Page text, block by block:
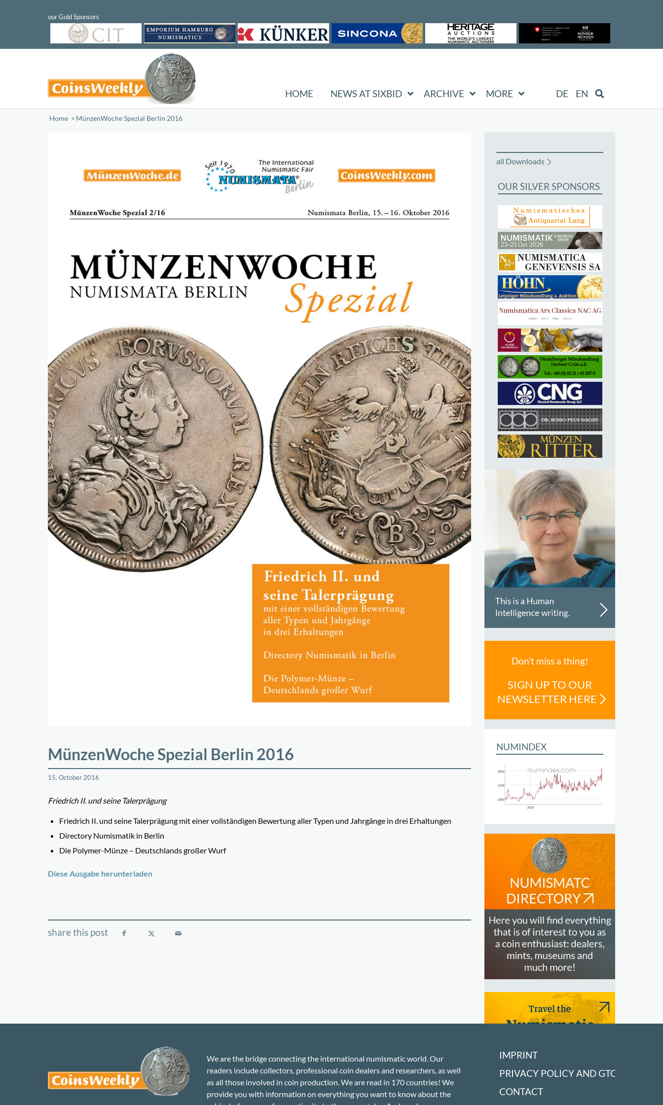
HOME NEWS AT SIXBID ARCHIVE MORE DE EN
Home /MünzenWoche Spezial Berlin 2016
MünzenWoche Spezial Berlin 2016
15. October 2016
Friedrich II. und seine Talerprägung
Friedrich II. und seine Talerprägung mit einer vollständigen Bewertung aller Typen und Jahrgänge in drei Erhaltungen
Directory Numismatik in Berlin
Die Polymer-Münze – Deutschlands großer Wurf
Diese Ausgabe herunterladen
all Downloads
OUR SILVER SPONSORS
Don't miss a thing!
SIGN UP TO OUR
NEWSLETTER HERE
NUMINDEX
OUR PARTNERS
We are the bridge connecting the international numismatic world. Our
readers include collectors, professional coin dealers and researchers, as well
as all those involved in coin production. We are read in 170 countries! We
provide you with information on everything you want to know about the
IMPRINT
PRIVACY POLICY AND GTC
CONTACT